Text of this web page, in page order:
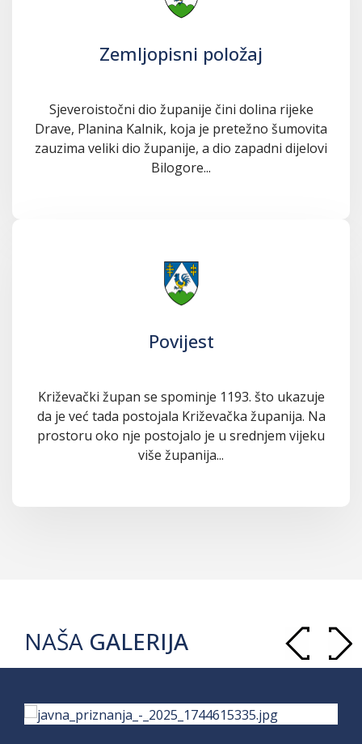
Zemljopisni položaj
Sjeveroistočni dio županije čini dolina rijeke
Drave, Planina Kalnik, koja je pretežno šumovita
zauzima veliki dio županije, a dio zapadni dijelovi
Bilogore...
Povijest
Križevački župan se spominje 1193. što ukazuje
da je već tada postojala Križevačka županija. Na
prostoru oko nje postojalo je u srednjem vijeku
više županija...
NAŠA GALERIJA